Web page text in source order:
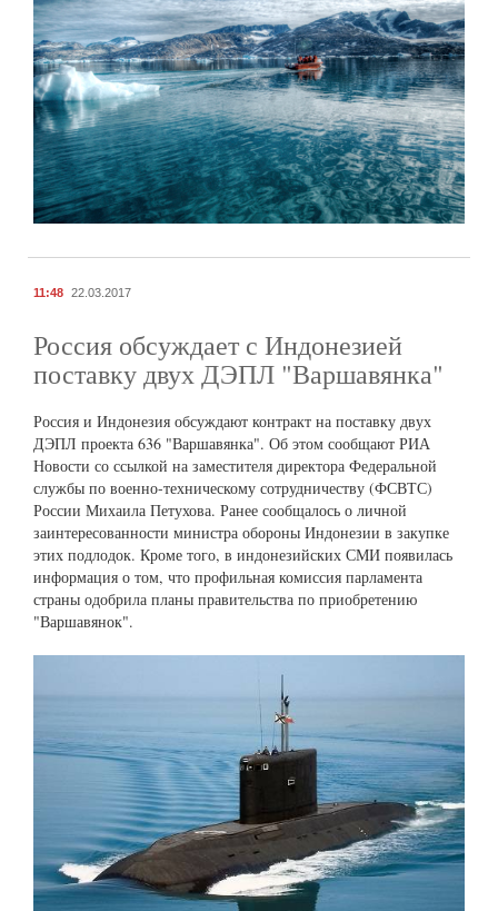
11:48 22.03.2017
Россия обсуждает с Индонезией
поставку двух ДЭПЛ "Варшавянка"
Россия и Индонезия обсуждают контракт на поставку двух
ДЭПЛ проекта 636 "Варшавянка". Об этом сообщают РИА
Новости со ссылкой на заместителя директора Федеральной
службы по военно-техническому сотрудничеству (ФСВТС)
России Михаила Петухова. Ранее сообщалось о личной
заинтересованности министра обороны Индонезии в закупке
этих подлодок. Кроме того, в индонезийских СМИ появилась
информация о том, что профильная комиссия парламента
страны одобрила планы правительства по приобретению
"Варшавянок".